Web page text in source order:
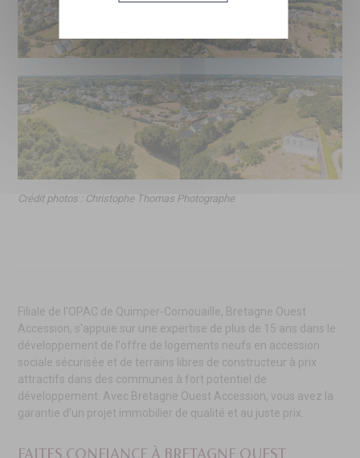
Panneau de gestion des cookies
Crédit photos : Christophe Thomas Photographe
Filiale de l'OPAC de Quimper-Cornouaille, Bretagne Ouest
Accession, s'appuie sur une expertise de plus de 15 ans dans le
développement de l'offre de logements neufs en accession
sociale sécurisée et de terrains libres de constructeur à prix
attractifs dans des communes à fort potentiel de
développement. Avec Bretagne Ouest Accession, vous avez la
garantie d’un projet immobilier de qualité et au juste prix.
FAITES CONFIANCE À BRETAGNE OUEST